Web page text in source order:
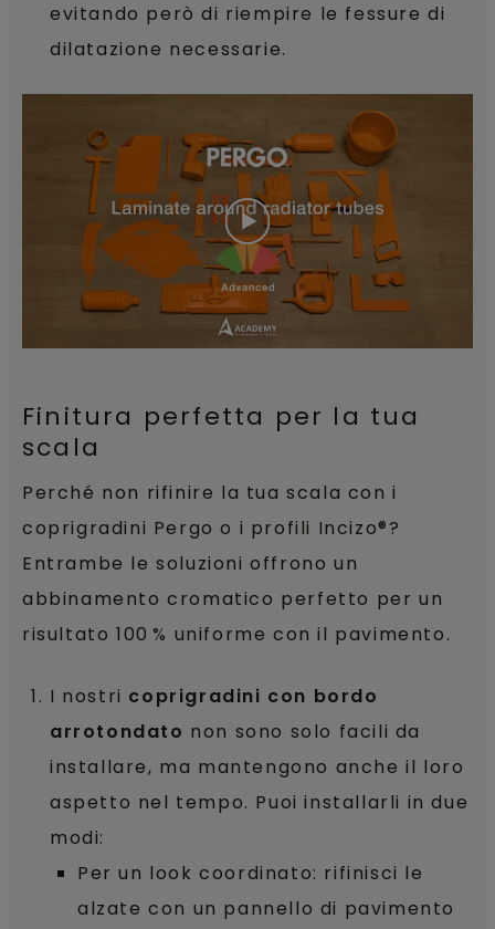
evitando però di riempire le fessure di
dilatazione necessarie.
Finitura perfetta per la tua
scala
Perché non rifinire la tua scala con i
coprigradini Pergo o i profili Incizo®?
Entrambe le soluzioni offrono un
abbinamento cromatico perfetto per un
risultato 100 % uniforme con il pavimento.
I nostri coprigradini con bordo
arrotondato non sono solo facili da
installare, ma mantengono anche il loro
aspetto nel tempo. Puoi installarli in due
modi:
Per un look coordinato: rifinisci le
alzate con un pannello di pavimento